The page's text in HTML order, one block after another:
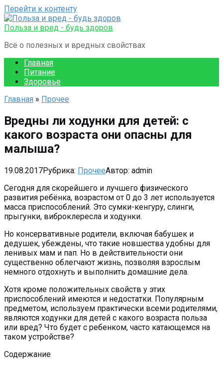
Перейти к контенту
Польза и вред - будь здоров
Всё о полезных и вредных свойствах
Главная
Питание
Здоровье
Главная » Прочее
Вредны ли ходунки для детей: с
какого возраста они опасны для
малыша?
19.08.2017Рубрика: ПрочееАвтор: admin
Сегодня для скорейшего и лучшего физического
развития ребёнка, возрастом от 0 до 3 лет используется
масса приспособлений. Это сумки-кенгуру, слинги,
прыгунки, виброклересла и ходунки.
Но консервативные родители, включая бабушек и
дедушек, убеждены, что такие новшества удобны для
ленивых мам и пап. Но в действительности они
существенно облегчают жизнь, позволяя взрослым
немного отдохнуть и выполнить домашние дела.
Хотя кроме положительных свойств у этих
приспособлений имеются и недостатки. Популярным
предметом, используем практически всеми родителями,
являются ходунки для детей с какого возраста польза
или вред? Что будет с ребенком, часто катающемся на
таком устройстве?
Содержание